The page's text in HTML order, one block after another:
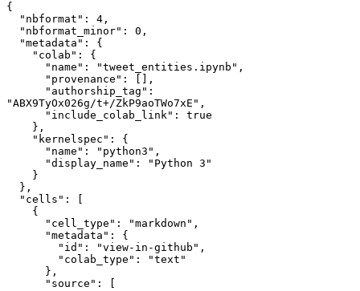
{
  "nbformat": 4,
  "nbformat_minor": 0,
  "metadata": {
    "colab": {
      "name": "tweet_entities.ipynb",
      "provenance": [],
"ABX9TyOx026g/t+/ZkP9aoTWo7xE",
      "include_colab_link": true
    },
    "kernelspec": {
      "name": "python3",
      "display_name": "Python 3"
    }
  },
  "cells": [
    {
      "cell_type": "markdown",
      "metadata": {
        "id": "view-in-github",
        "colab_type": "text"
      },
      "source": [